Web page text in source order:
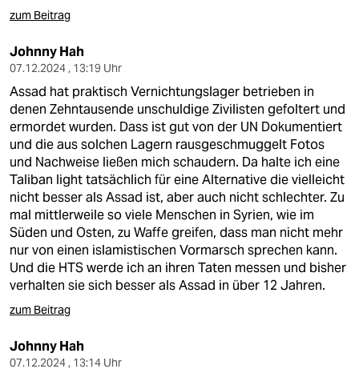
zum Beitrag
Johnny Hah
07.12.2024 , 13:19 Uhr
Assad hat praktisch Vernichtungslager betrieben in
denen Zehntausende unschuldige Zivilisten gefoltert und
ermordet wurden. Dass ist gut von der UN Dokumentiert
und die aus solchen Lagern rausgeschmuggelt Fotos
und Nachweise ließen mich schaudern. Da halte ich eine
Taliban light tatsächlich für eine Alternative die vielleicht
nicht besser als Assad ist, aber auch nicht schlechter. Zu
mal mittlerweile so viele Menschen in Syrien, wie im
Süden und Osten, zu Waffe greifen, dass man nicht mehr
nur von einen islamistischen Vormarsch sprechen kann.
Und die HTS werde ich an ihren Taten messen und bisher
verhalten sie sich besser als Assad in über 12 Jahren.
zum Beitrag
Johnny Hah
07.12.2024 , 13:14 Uhr